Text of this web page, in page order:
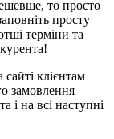
то просто
просту
терміни та
клієнтам
замовлення
і на всі наступні